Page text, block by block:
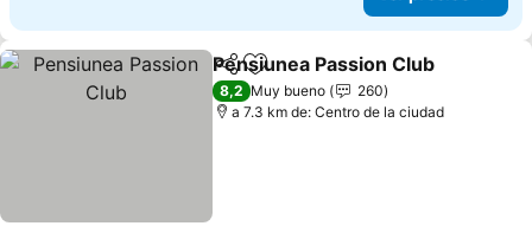
CompartirAgregar a favoritos
Pensiunea Passion Club
8,2 Muy bueno
260
a 7.3 km de: Centro de la ciudad